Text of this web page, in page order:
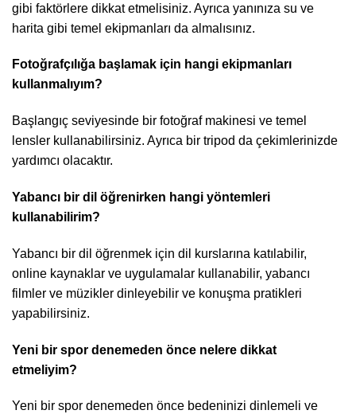
gibi faktörlere dikkat etmelisiniz. Ayrıca yanınıza su ve
harita gibi temel ekipmanları da almalısınız.
Fotoğrafçılığa başlamak için hangi ekipmanları
kullanmalıyım?
Başlangıç seviyesinde bir fotoğraf makinesi ve temel
lensler kullanabilirsiniz. Ayrıca bir tripod da çekimlerinizde
yardımcı olacaktır.
Yabancı bir dil öğrenirken hangi yöntemleri
kullanabilirim?
Yabancı bir dil öğrenmek için dil kurslarına katılabilir,
online kaynaklar ve uygulamalar kullanabilir, yabancı
filmler ve müzikler dinleyebilir ve konuşma pratikleri
yapabilirsiniz.
Yeni bir spor denemeden önce nelere dikkat
etmeliyim?
Yeni bir spor denemeden önce bedeninizi dinlemeli ve